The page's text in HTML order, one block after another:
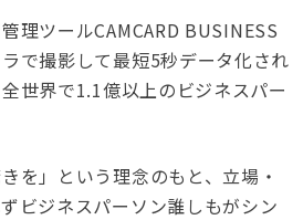
理ツールCAMCARD BUSINESS
で撮影して最短5秒データ化され
世界で1.1億以上のビジネスパー
を」という理念のもと、立場・
ビジネスパーソン誰しもがシン